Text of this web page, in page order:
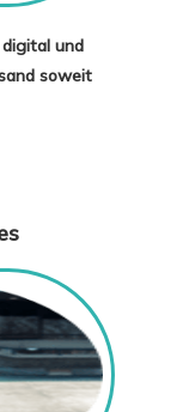
und
soweit